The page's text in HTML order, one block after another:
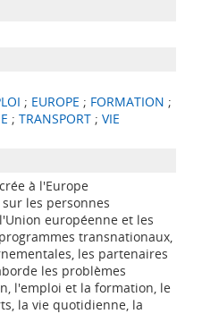
; EUROPE ; FORMATION ;
; TRANSPORT; VIE
à l'Europe
les personnes
européenne et les
transnationaux,
les partenaires
les problèmes
l'emploi et la formation, le
la vie quotidienne, la